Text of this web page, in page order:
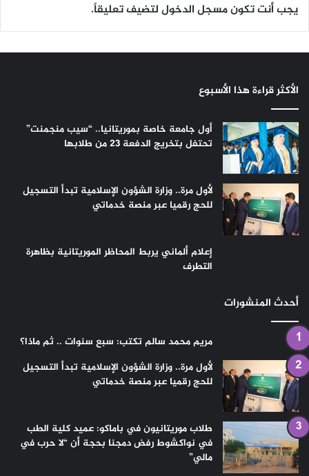
يجب أنت تكونمسجل الدخوللتضيف تعليقاً.
الأكثر قراءة هذا الأسبوع
أول جامعة خاصة بموريتانيا.. “سيب منجمنت”
تحتفل بتخريج الدفعة 23 من طلابها
لأول مرة.. وزارة الشؤون الإسلامية تبدأ التسجيل
للحج رقميا عبر منصة خدماتي
إعلام ألماني يربط المحاظر الموريتانية بظاهرة
التطرف
أحدث المنشورات
مريم محمد سالم تكتب: سبع سنوات .. ثم ماذا؟
لأول مرة.. وزارة الشؤون الإسلامية تبدأ التسجيل
للحج رقميا عبر منصة خدماتي
طلاب موريتانيون في باماكو: عميد كلية الطب
في نواكشوط رفض دمجنا بحجة أن “لا حرب في
مالي”